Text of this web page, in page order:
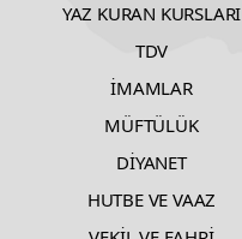
YAZ KURAN KURSLARI
TDV
İMAMLAR
MÜFTÜLÜK
DİYANET
HUTBE VE VAAZ